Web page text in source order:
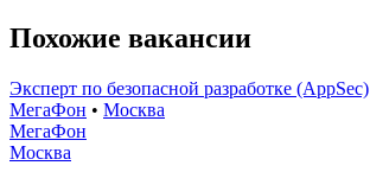
Похожие вакансии
Эксперт по безопасной разработке (AppSec)
МегаФон • Москва
МегаФон
Москва